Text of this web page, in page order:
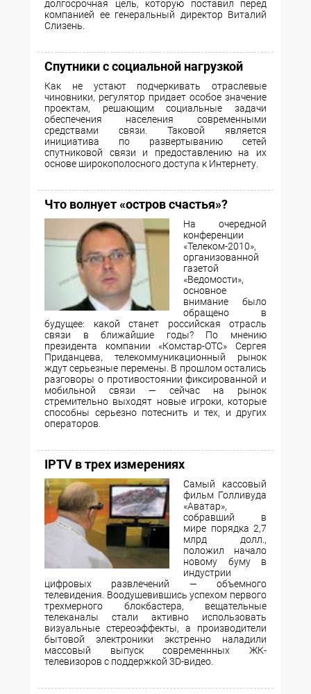
долгосрочная цель, которую поставил перед
компанией ее генеральный директор Виталий
Слизень.
Спутники с социальной нагрузкой
Как не устают подчеркивать отраслевые
чиновники, регулятор придает особое значение
проектам, решающим социальные задачи
обеспечения населения современными
средствами связи. Таковой является
инициатива по развертыванию сетей
спутниковой связи и предоставлению на их
основе широкополосного доступа к Интернету.
Что волнует «остров счастья»?
На очередной
конференции
«Телеком-2010»,
организованной
газетой
«Ведомости»,
основное
внимание было
обращено в
будущее: какой станет российская отрасль
связи в ближайшие годы? По мнению
президента компании «Комстар-ОТС» Сергея
Приданцева, телекоммуникационный рынок
ждут серьезные перемены. В прошлом остались
разговоры о противостоянии фиксированной и
мобильной связи — сейчас на рынок
стремительно выходят новые игроки, которые
способны серьезно потеснить и тех, и других
операторов.
IPTV в трех измерениях
Самый кассовый
фильм Голливуда
«Аватар»,
собравший в
мире порядка 2,7
млрд долл.,
положил начало
новому буму в
индустрии
цифровых развлечений — объемного
телевидения. Воодушевившись успехом первого
трехмерного блокбастера, вещательные
телеканалы стали активно использовать
визуальные стереоэффекты, а производители
бытовой электроники экстренно наладили
массовый выпуск современнных ЖК-
телевизоров с поддержкой 3D-видео.